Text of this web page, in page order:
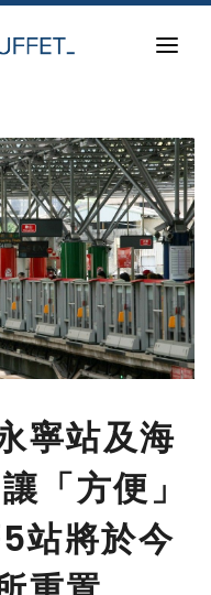
寧站及海
「方便」
站將於今